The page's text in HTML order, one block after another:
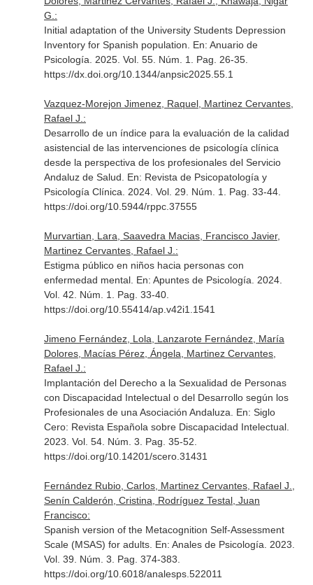
G.:
Initial adaptation of the University Students Depression
Inventory for Spanish population. En: Anuario de
Psicología . 2025. Vol. 55. Núm. 1. Pag. 26-35.
https://dx.doi.org/10.1344/anpsic2025.55.1
Vazquez-Morejon Jimenez, Raquel, Martinez Cervantes,
Rafael J.:
Desarrollo de un índice para la evaluación de la calidad
asistencial de las intervenciones de psicología clínica
desde la perspectiva de los profesionales del Servicio
Andaluz de Salud. En: Revista de Psicopatología y
Psicología Clínica . 2024. Vol. 29. Núm. 1. Pag. 33-44.
https://doi.org/10.5944/rppc.37555
Murvartian, Lara, Saavedra Macias, Francisco Javier,
Martinez Cervantes, Rafael J.:
Estigma público en niños hacia personas con
enfermedad mental. En: Apuntes de Psicología . 2024.
Vol. 42. Núm. 1. Pag. 33-40.
https://doi.org/10.55414/ap.v42i1.1541
Jimeno Fernández, Lola, Lanzarote Fernández, María
Dolores, Macías Pérez, Ángela, Martinez Cervantes,
Rafael J.:
Implantación del Derecho a la Sexualidad de Personas
con Discapacidad Intelectual o del Desarrollo según los
Profesionales de una Asociación Andaluza. En: Siglo
Cero: Revista Española sobre Discapacidad Intelectual.
2023. Vol. 54. Núm. 3. Pag. 35-52.
https://doi.org/10.14201/scero.31431
Fernández Rubio, Carlos, Martinez Cervantes, Rafael J.,
Senín Calderón, Cristina, Rodríguez Testal, Juan
Francisco:
Spanish version of the Metacognition Self-Assessment
Scale (MSAS) for adults. En: Anales de Psicología . 2023.
Vol. 39. Núm. 3. Pag. 374-383.
https://doi.org/10.6018/analesps.522011